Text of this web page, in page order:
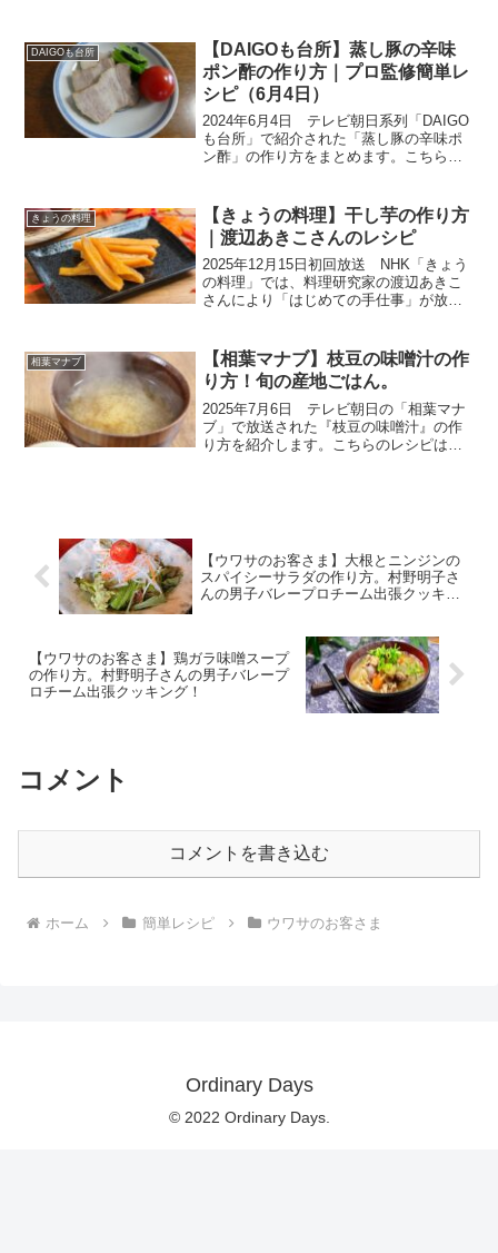
弘さんの絶品ソースレシピです。✅大好
評企画の『笠...
DAIGOも台所
【DAIGOも台所】蒸し豚の辛味
ポン酢の作り方｜プロ監修簡単レ
シピ（6月4日）
2024年6月4日 テレビ朝日系列「DAIGO
も台所」で紹介された「蒸し豚の辛味ポ
ン酢」の作り方をまとめます。こちらの
の娘が無視するから、蒸し料理…」だと
か。こちらのレ...
きょうの料理
【きょうの料理】干し芋の作り方
｜渡辺あきこさんのレシピ
2025年12月15日初回放送 NHK「きょう
の料理」では、料理研究家の渡辺あきこ
さんにより「はじめての手仕事」が放送
くなるのが、ちょうど寒風の吹くころで
す。今が作り時の...
相葉マナブ
【相葉マナブ】枝豆の味噌汁の作
り方！旬の産地ごはん。
2025年7月6日 テレビ朝日の「相葉マナ
ブ」で放送された『枝豆の味噌汁』の作
り方を紹介します。こちらのレシピは、
【ウワサのお客さま】大根とニンジンの
スパイシーサラダの作り方。村野明子さ
んの男子バレープロチーム出張クッキン
【ウワサのお客さま】鶏ガラ味噌スープ
の作り方。村野明子さんの男子バレープ
ロチーム出張クッキング！
コメント
コメントを書き込む
ホーム 簡単レシピ ウワサのお客さま
Ordinary Days
© 2022 Ordinary Days.